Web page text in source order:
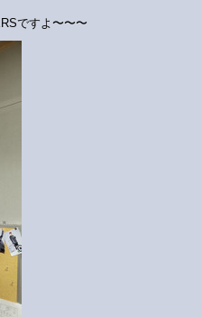
ですよ〜〜〜